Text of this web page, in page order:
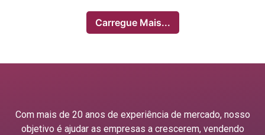
Carregue Mais...
Com mais de 20 anos de experiência de mercado, nosso
objetivo é ajudar as empresas a crescerem, vendendo